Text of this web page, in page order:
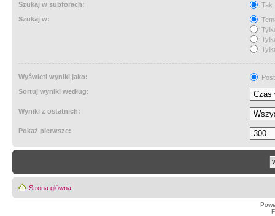
Szukaj w subforach:
Tak
Szukaj w:
Wyświetl wyniki jako:
Sortuj wyniki według:
Wyniki z ostatnich:
Pokaż pierwsze:
Strona główna